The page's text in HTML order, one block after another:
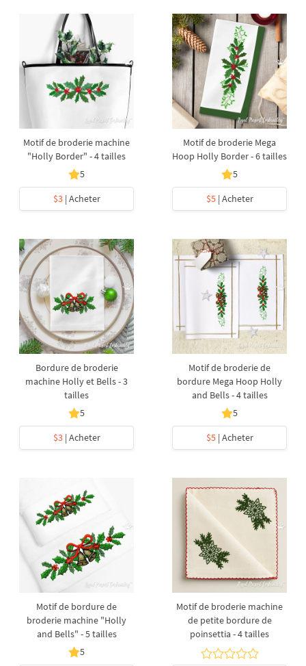
Motif de broderie machine
"Holly Border" - 4 tailles
5
$3| Acheter
Motif de broderie Mega
Hoop Holly Border - 6 tailles
5
$5| Acheter
Bordure de broderie
machine Holly et Bells - 3
tailles
5
$3| Acheter
Motif de broderie de
bordure Mega Hoop Holly
and Bells - 4 tailles
5
$5| Acheter
Motif de bordure de
broderie machine "Holly
and Bells" - 5 tailles
5
Motif de broderie machine
de petite bordure de
poinsettia - 4 tailles